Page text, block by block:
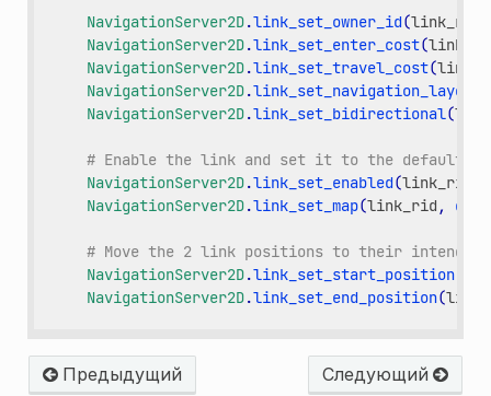
NavigationServer2D.link_set_owner_id(link_rid
NavigationServer2D.link_set_enter_cost(
NavigationServer2D.link_set_travel_cost(
NavigationServer2D.link_set_navigation_layers
NavigationServer2D.link_set_bidirectional(
# Enable the link and set it to the default
NavigationServer2D.link_set_enabled(link_rid
NavigationServer2D.link_set_map(link_rid ,
# Move the 2 link positions to their
NavigationServer2D.link_set_start_position
NavigationServer2D.link_set_end_position(
Предыдущий Следующий